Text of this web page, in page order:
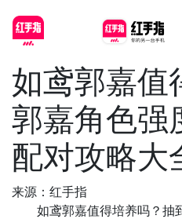
如鸢郭嘉值
郭嘉角色强
配对攻略大
来源：红手指
如鸢郭嘉值得培养吗？抽